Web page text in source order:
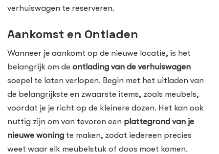
verhuiswagen te reserveren.
Aankomst en Ontladen
Wanneer je aankomt op de nieuwe locatie, is het
belangrijk om de ontlading van de verhuiswagen
soepel te laten verlopen. Begin met het uitladen van
de belangrijkste en zwaarste items, zoals meubels,
voordat je je richt op de kleinere dozen. Het kan ook
nuttig zijn om van tevoren een plattegrond van je
nieuwe woning te maken, zodat iedereen precies
weet waar elk meubelstuk of doos moet komen.